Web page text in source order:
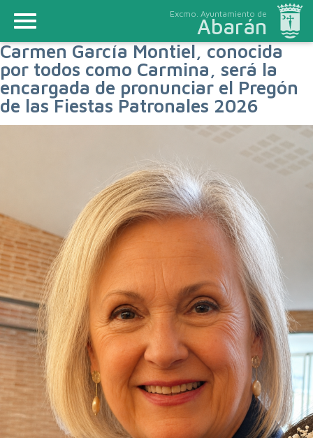
Excmo. Ayuntamiento de
Abarán
Carmen García Montiel, conocida
por todos como Carmina, será la
encargada de pronunciar el Pregón
de las Fiestas Patronales 2026